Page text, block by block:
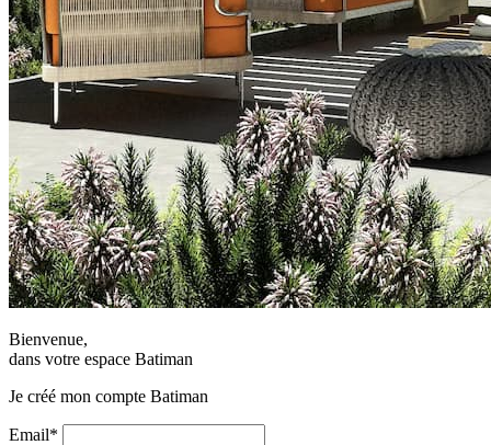
Bienvenue,
dans votre espace Batiman
Je créé mon compte Batiman
Email*